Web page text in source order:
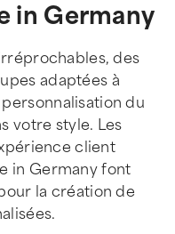
in Germany
des
adaptées à
du
votre style. Les
client
in Germany font
la création de